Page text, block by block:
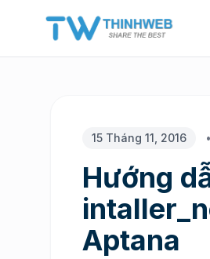
15 Tháng 11, 2016 •
Hướng
Aptana